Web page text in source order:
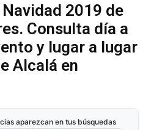
2019 de
Consulta día a
y lugar a lugar
Alcalá en
aparezcan en tus búsquedas